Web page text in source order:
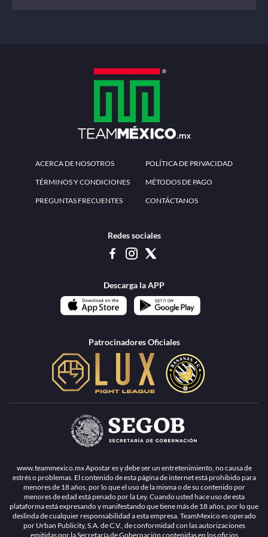
ACERCA DE NOSOTROS POLÍTICA DE PRIVACIDAD
TÉRMINOS Y CONDICIONES MÉTODOS DE PAGO
PREGUNTAS FRECUENTES CONTÁCTANOS
Redes sociales
Descarga la APP
Patrocinadores Oficiales
www.teammexico.mx Apostar es y debe ser un entretenimiento, no causa de
estrés o problemas. El contenido de esta página de internet está prohibido para
menores de 18 años, por lo que el uso de la misma o de su contenido por
menores de edad está penado por la Ley. Cuando usted hace uso de esta
plataforma está expresando y manifestando que tiene más de 18 años, por lo que
deslinda de cualquier responsabilidad a esta empresa. TeamMexico es operado
por Urban Publicity, S.A. de C.V., de conformidad con las autorizaciones
emitidas por la Secretaría de Gobernación contenidas en los oficios